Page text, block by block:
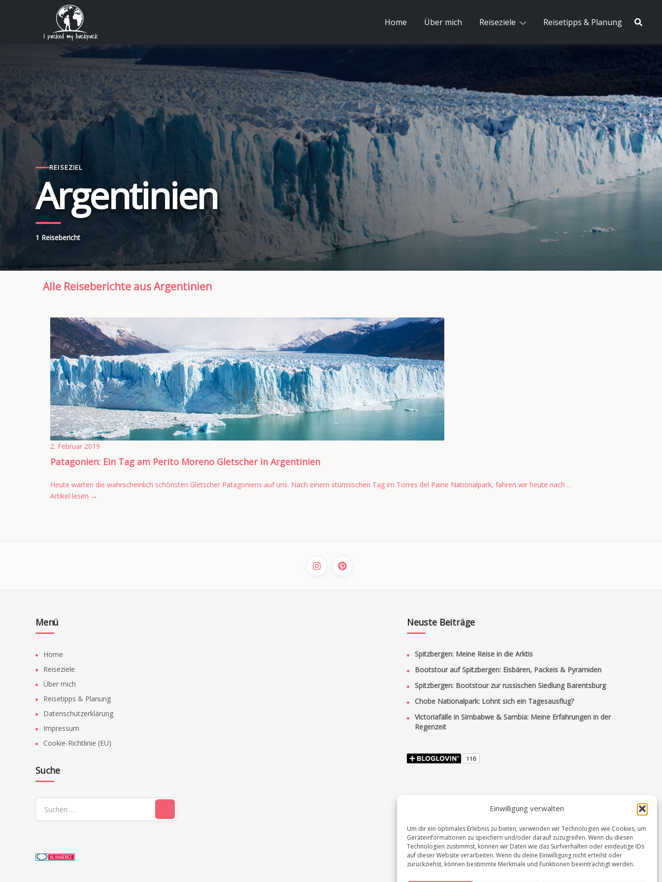
Einwilligung verwalten
Um dir ein optimales Erlebnis zu bieten, verwenden wir Technologien wie Cookies, um
Geräteinformationen zu speichern und/oder darauf zuzugreifen. Wenn du diesen
Technologien zustimmst, können wir Daten wie das Surfverhalten oder eindeutige IDs
auf dieser Website verarbeiten. Wenn du deine Einwilligung nicht erteilst oder
zurückziehst, können bestimmte Merkmale und Funktionen beeinträchtigt werden.
Home Über mich Reiseziele Reisetipps & Planung
REISEZIEL
Argentinien
1 Reisebericht
Alle Reiseberichte aus Argentinien
2. Februar 2019
Patagonien: Ein Tag am Perito Moreno Gletscher in Argentinien
Heute warten die wahrscheinlich schönsten Gletscher Patagoniens auf uns. Nach einem stürmischen Tag im Torres del Paine Nationalpark, fahren wir heute nach …
Artikel lesen →
Menü
Home
Reiseziele
Über mich
Reisetipps & Planung
Datenschutzerklärung
Impressum
Cookie-Richtlinie (EU)
Suche
Suchen
nach:
Neuste Beiträge
Spitzbergen: Meine Reise in die Arktis
Bootstour auf Spitzbergen: Eisbären, Packeis & Pyramiden
Spitzbergen: Bootstour zur russischen Siedlung Barentsburg
Chobe Nationalpark: Lohnt sich ein Tagesausflug?
Victoriafälle in Simbabwe & Sambia: Meine Erfahrungen in der
Regenzeit